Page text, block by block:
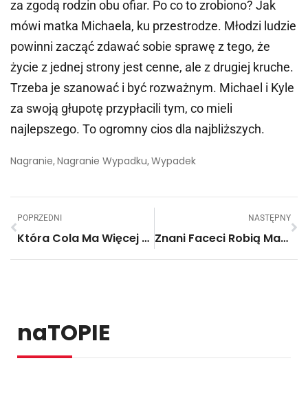
za zgodą rodzin obu ofiar. Po co to zrobiono? Jak
mówi matka Michaela, ku przestrodze. Młodzi ludzie
powinni zacząć zdawać sobie sprawę z tego, że
życie z jednej strony jest cenne, ale z drugiej kruche.
Trzeba je szanować i być rozważnym. Michael i Kyle
za swoją głupotę przypłacili tym, co mieli
najlepszego. To ogromny cios dla najbliższych.
Nagranie, Nagranie Wypadku, Wypadek
POPRZEDNI
Która Cola Ma Więcej Cukru: Zwykła Czy Zero? Będziesz W Szoku, Kiedy Zobaczysz Różnicę!
NASTĘPNY
Znani Faceci Robią Makijaż. Padłam Ze Śmiechu!
naTOPIE